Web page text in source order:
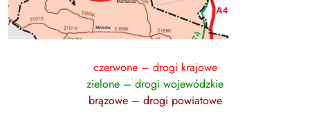
czerwone – drogi krajowe
zielone – drogi wojewódzkie
brązowe – drogi powiatowe